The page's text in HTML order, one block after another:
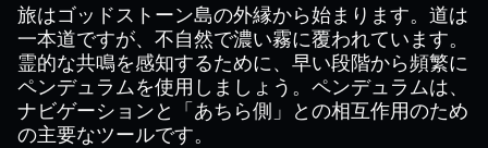
旅はゴッドストーン島の外縁から始まります。道は
一本道ですが、不自然で濃い霧に覆われています。
霊的な共鳴を感知するために、早い段階から頻繁に
ペンデュラムを使用しましょう。ペンデュラムは、
ナビゲーションと「あちら側」との相互作用のため
の主要なツールです。